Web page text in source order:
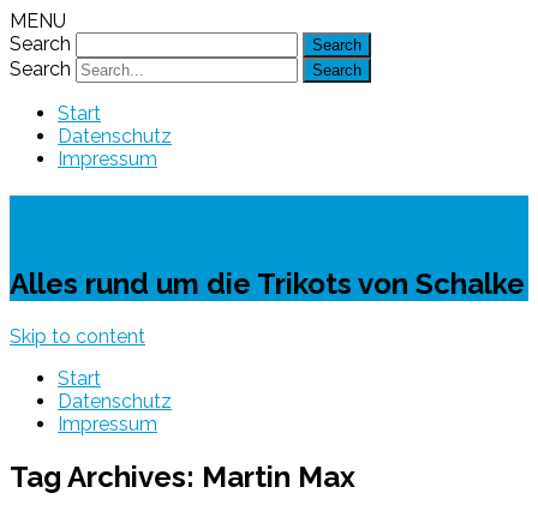
MENU
Search
Search
Start
Datenschutz
Impressum
Alles rund um die Trikots von Schalke
Skip to content
Start
Datenschutz
Impressum
Tag Archives: Martin Max